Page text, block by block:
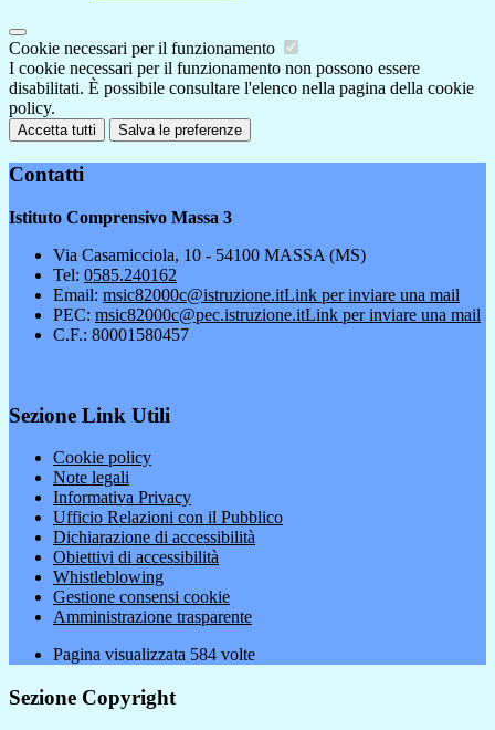
Cookie necessari per il funzionamento
I cookie necessari per il funzionamento non possono essere
disabilitati. È possibile consultare l'elenco nella pagina della cookie
policy.
Accetta tutti Salva le preferenze
Contatti
Istituto Comprensivo Massa 3
Via Casamicciola, 10 - 54100 MASSA (MS)
Tel: 0585.240162
Email: msic82000c@istruzione.itLink per inviare una mail
PEC: msic82000c@pec.istruzione.itLink per inviare una mail
C.F.: 80001580457
Sezione Link Utili
Cookie policy
Note legali
Informativa Privacy
Ufficio Relazioni con il Pubblico
Dichiarazione di accessibilità
Obiettivi di accessibilità
Whistleblowing
Gestione consensi cookie
Amministrazione trasparente
Pagina visualizzata 584 volte
Sezione Copyright